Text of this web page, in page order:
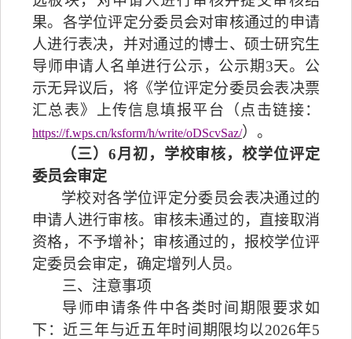
果。各学位评定分委员会对审核通过的申请
人进行表决，并对通过的博士、硕士研究生
导师申请人名单进行公示，公示期3天。公
示无异议后，将《学位评定分委员会表决票
汇总表》上传信息填报平台（ 点击链接：
https://f.wps.cn/ksform/h/write/oDScvSaz/）。
（三） 6月初，学校审核，校学位评定
委员会审定
学校对各学位评定分委员会表决通过的
申请人进行审核。审核未通过的，直接取消
资格，不予增补；审核通过的，报校学位评
定委员会审定，确定增列人员。
三、注意事项
导师申请条件中各类时间期限要求如
下：近三年与近五年时间期限均以2026年5